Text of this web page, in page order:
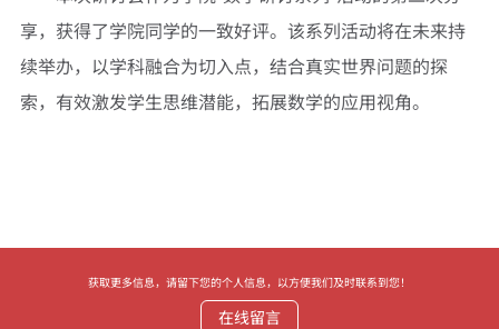
享，获得了学院同学的一致好评。该系列活动将在未来持
续举办，以学科融合为切入点，结合真实世界问题的探
索，有效激发学生思维潜能，拓展数学的应用视角。
获取更多信息，请留下您的个人信息，以方便我们及时联系到您！
在线留言